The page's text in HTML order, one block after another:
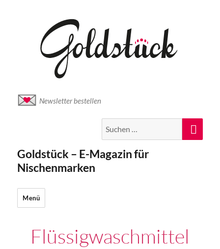
Newsletter bestellen
nach:
Goldstück – E-Magazin für
Nischenmarken
Menü
Flüssigwaschmittel